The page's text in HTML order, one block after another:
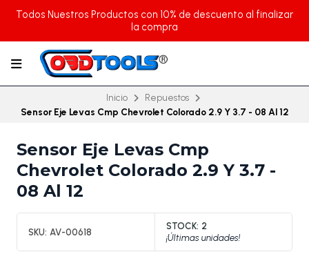
Todos Nuestros Productos con 10% de descuento al finalizar
la compra
Inicio
Repuestos
Sensor Eje Levas Cmp Chevrolet Colorado 2.9 Y 3.7 - 08 Al 12
Sensor Eje Levas Cmp
Chevrolet Colorado 2.9 Y 3.7 -
08 Al 12
SKU: AV-00618
STOCK: 2
¡Últimas unidades!